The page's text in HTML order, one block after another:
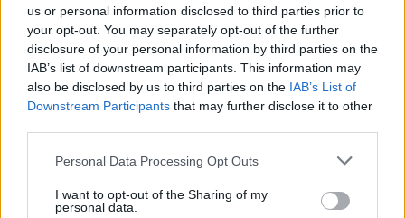
us or personal information disclosed to third parties prior to
your opt-out. You may separately opt-out of the further
disclosure of your personal information by third parties on the
IAB’s list of downstream participants. This information may
also be disclosed by us to third parties on the IAB’s List of
Downstream Participants that may further disclose it to other
Personal Data Processing Opt Outs
I want to opt-out of the Sharing of my
personal data.
“Rock of Ages”: Hair Metal To The Bone -